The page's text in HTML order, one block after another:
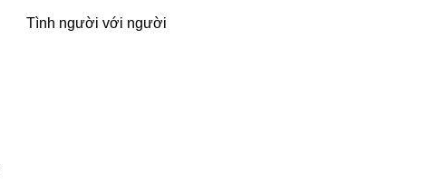
Tình người với người